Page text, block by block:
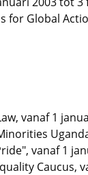
Global
vanaf 1
vanaf 1
Caucus,